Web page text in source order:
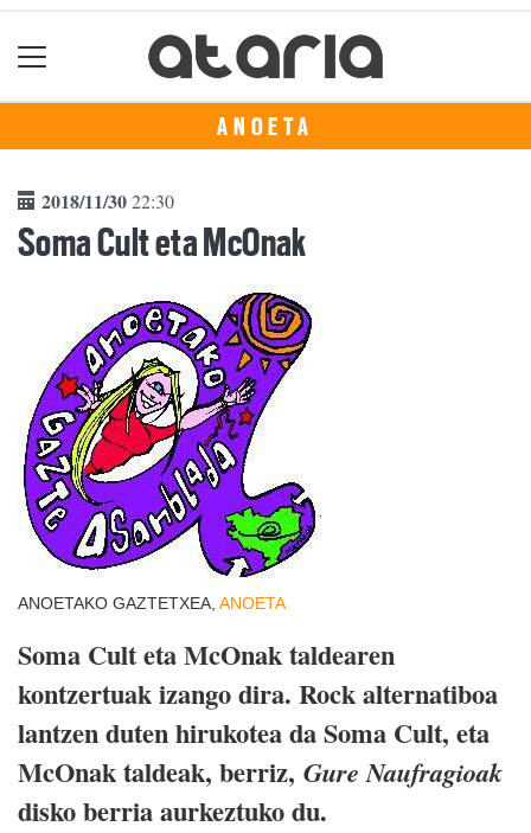
ANOETA
2018/11/3022:30
Soma Cult eta McOnak
ANOETAKO GAZTETXEA, ANOETA
Soma Cult eta McOnak taldearen
kontzertuak izango dira. Rock alternatiboa
lantzen duten hirukotea da Soma Cult, eta
McOnak taldeak, berriz, Gure Naufragioak
disko berria aurkeztuko du.